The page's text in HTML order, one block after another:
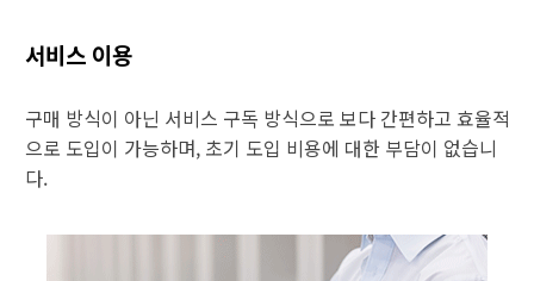
서비스 이용
구매 방식이 아닌 서비스 구독 방식으로 보다 간편하고 효율적
으로 도입이 가능하며, 초기 도입 비용에 대한 부담이 없습니
다.